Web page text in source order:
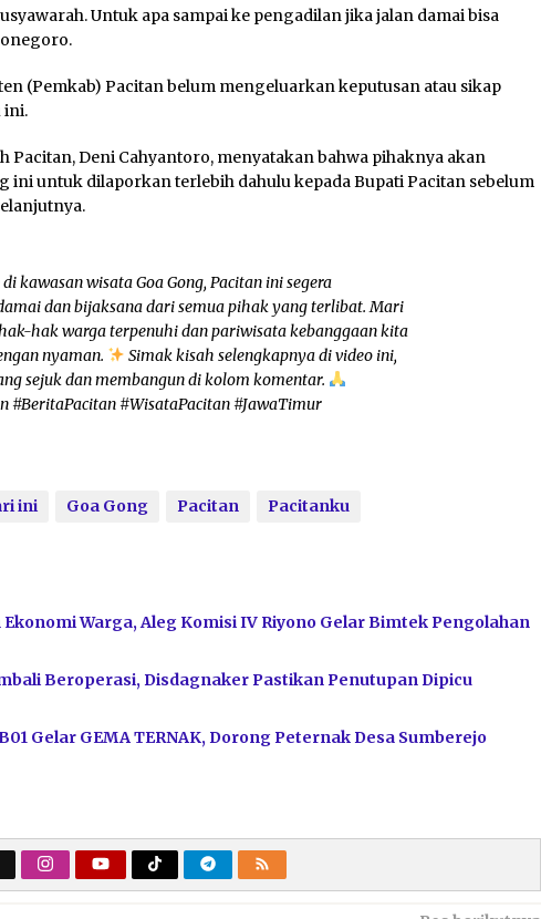
Untuk apa sampai ke pengadilan jika jalan damai bisa
(Pemkab) Pacitan belum mengeluarkan keputusan atau sikap
ini.
Pacitan, Deni Cahyantoro, menyatakan bahwa pihaknya akan
ini untuk dilaporkan terlebih dahulu kepada Bupati Pacitan sebelum
kawasan wisata Goa Gong, Pacitan ini segera
dan bijaksana dari semua pihak yang terlibat. Mari
hak warga terpenuhi dan pariwisata kebanggaan kita
nyaman.
Simak kisah selengkapnya di video ini,
sejuk dan membangun di kolom komentar.
#BeritaPacitan #WisataPacitan #JawaTimur
ini Goa Gong Pacitan
Pacitanku
Warga, Aleg Komisi IV Riyono Gelar Bimtek Pengolahan
Beroperasi, Disdagnaker Pastikan Penutupan Dipicu
Gelar GEMA TERNAK, Dorong Peternak Desa Sumberejo